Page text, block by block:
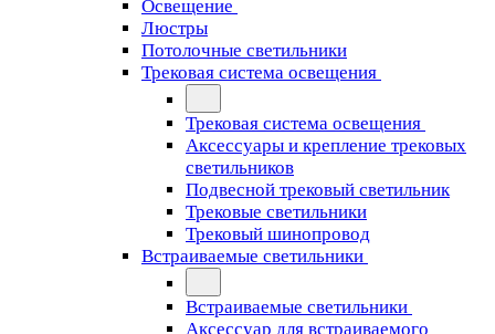
Освещение
Люстры
Потолочные светильники
Трековая система освещения
Трековая система освещения
Аксессуары и крепление трековых
светильников
Подвесной трековый светильник
Трековые светильники
Трековый шинопровод
Встраиваемые светильники
Встраиваемые светильники
Аксессуар для встраиваемого